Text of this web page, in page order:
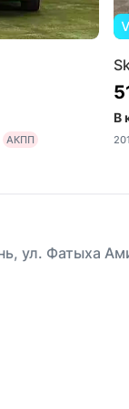
АКПП
В
ул. Фатыха